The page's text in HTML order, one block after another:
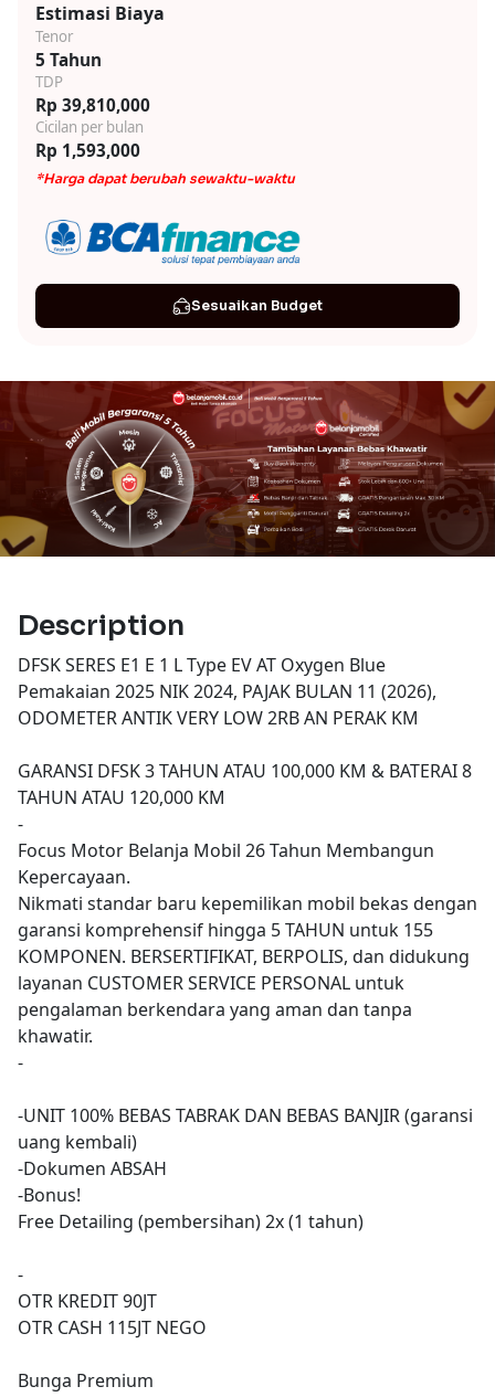
Estimasi Biaya
Tenor
5 Tahun
TDP
Rp 39,810,000
Cicilan per bulan
Rp 1,593,000
*Harga dapat berubah sewaktu-waktu
Sesuaikan Budget
Description
DFSK SERES E1 E 1 L Type EV AT Oxygen Blue
Pemakaian 2025 NIK 2024, PAJAK BULAN 11 (2026),
ODOMETER ANTIK VERY LOW 2RB AN PERAK KM
GARANSI DFSK 3 TAHUN ATAU 100,000 KM & BATERAI 8
TAHUN ATAU 120,000 KM
-
Focus Motor Belanja Mobil 26 Tahun Membangun
Kepercayaan.
Nikmati standar baru kepemilikan mobil bekas dengan
garansi komprehensif hingga 5 TAHUN untuk 155
KOMPONEN. BERSERTIFIKAT, BERPOLIS, dan didukung
layanan CUSTOMER SERVICE PERSONAL untuk
pengalaman berkendara yang aman dan tanpa
khawatir.
-
-UNIT 100% BEBAS TABRAK DAN BEBAS BANJIR (garansi
uang kembali)
-Dokumen ABSAH
-Bonus!
Free Detailing (pembersihan) 2x (1 tahun)
-
OTR KREDIT 90JT
OTR CASH 115JT NEGO
Bunga Premium